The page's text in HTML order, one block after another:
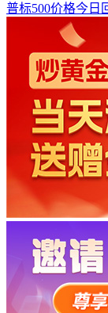
普标500价格今日